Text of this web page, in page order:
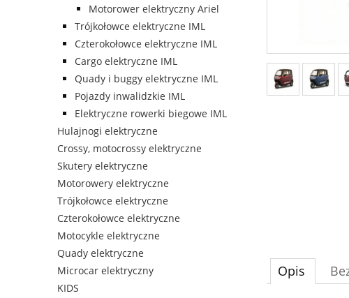
Motorower elektryczny Ariel
Trójkołowce elektryczne IML
Czterokołowce elektryczne IML
Cargo elektryczne IML
Quady i buggy elektryczne IML
Pojazdy inwalidzkie IML
Elektryczne rowerki biegowe IML
Hulajnogi elektryczne
Crossy, motocrossy elektryczne
Skutery elektryczne
Motorowery elektryczne
Trójkołowce elektryczne
Czterokołowce elektryczne
Motocykle elektryczne
Quady elektryczne
Microcar elektryczny
KIDS
Opis